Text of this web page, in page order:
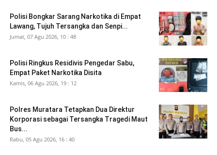
Polisi Bongkar Sarang Narkotika di Empat
Lawang, Tujuh Tersangka dan Senpi...
Jumat, 07 Agu 2026, 10 : 48
Polisi Ringkus Residivis Pengedar Sabu,
Empat Paket Narkotika Disita
Kamis, 06 Agu 2026, 19 : 12
Polres Muratara Tetapkan Dua Direktur
Korporasi sebagai Tersangka Tragedi Maut
Bus...
Rabu, 05 Agu 2026, 16 : 40